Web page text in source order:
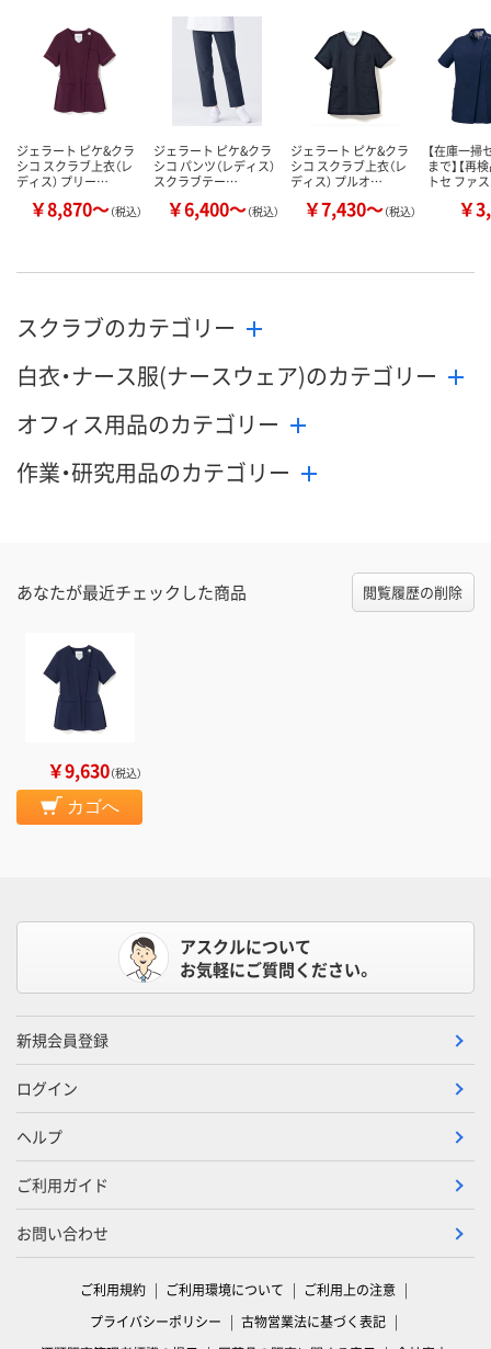
メーカー都合により
販売停止中です
カゴへ
ジェラート ピケ&クラ
シコ スクラブ上衣（レ
ディス） プリー…
￥8,870～（税込）
ジェラート ピケ&クラ
シコ パンツ（レディス）
スクラブテー…
￥6,400～（税込）
ジェラート ピケ&クラ
シコ スクラブ上衣（レ
ディス） プルオ…
￥7,430～（税込）
【在庫一掃
まで】【再
トセ ファ
￥
スクラブのカテゴリー
白衣・ナース服(ナースウェア)のカテゴリー
オフィス用品のカテゴリー
作業・研究用品のカテゴリー
あなたが最近チェックした商品 閲覧履歴の削除
￥9,630（税込）
カゴへ
アスクルについて
お気軽にご質問ください。
新規会員登録
ログイン
ヘルプ
ご利用ガイド
お問い合わせ
ご利用規約 ご利用環境について
ご利用上の注意
プライバシーポリシー
古物営業法に基づく表記